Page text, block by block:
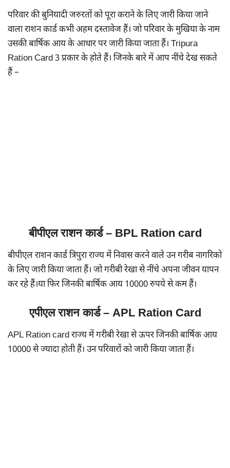
परिवार की बुनियादी जरुरतों को पूरा कराने के लिए जारी किया जाने
वाला राशन कार्ड कभी अहम दस्तावेज हैं। जो परिवार के मुखिया के नाम
उसकी बार्षिक आय के आधार पर जारी किया जाता हैं। Tripura
Ration Card 3 प्रकार के होते हैं। जिनके बारे में आप नींचे देख सकते
हैं –
बीपीएल राशन कार्ड – BPL Ration card
बीपीएल राशन कार्ड त्रिपुरा राज्य में निवास करने वाले उन गरीब नागरिको
के लिए जारी किया जाता हैं। जो गरीबी रेखा से नींचे अपना जीवन यापन
कर रहे हैं।या फिर जिनकी बार्षिक आय 10000 रुपये से कम हैं।
एपीएल राशन कार्ड – APL Ration Card
APL Ration card राज्य में गरीबी रेखा से ऊपर जिनकी बार्षिक आय
10000 से ज्यादा होती हैं। उन परिवारों को जारी किया जाता हैं।